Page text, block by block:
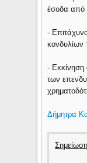
έσοδα από
-
- Εκκίνηση
των
Δήμητρα